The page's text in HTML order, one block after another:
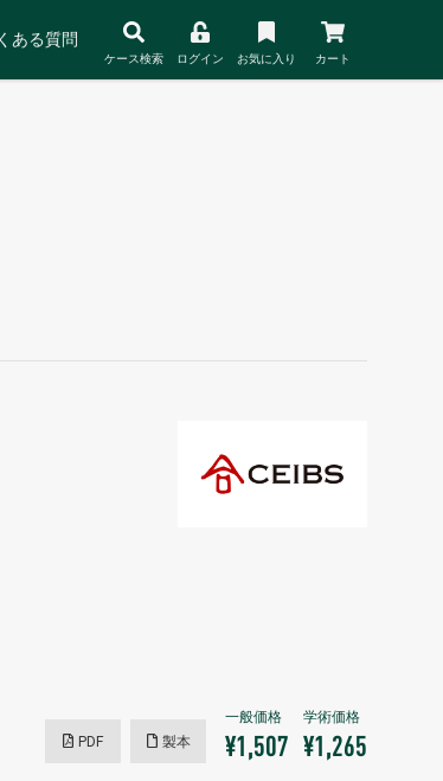
ある質問
ケース検索 ログイン お気に入り カート
PDF 製本 ¥1,507 ¥1,265